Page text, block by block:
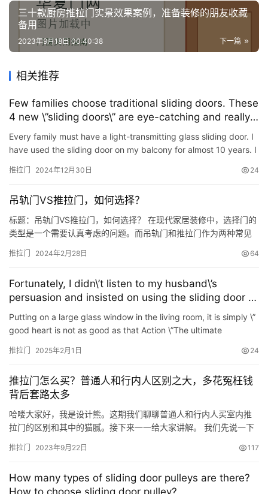
三十款厨房推拉门实景效果案例，准备装修的朋友收藏
备用
下一篇
2023年9月18日 00:40:38
相关推荐
Few families choose traditional sliding doors. These
4 new \”sliding doors\” are eye-catching and really
good.
Every family must have a light-transmitting glass sliding door. I
have used the sliding door on my balcony for almost 10 years. I
推拉门 2024年12月30日 24
吊轨门VS推拉门，如何选择？
标题：吊轨门VS推拉门，如何选择？ 在现代家居装修中，选择门的
类型是一个需要认真考虑的问题。而吊轨门和推拉门作为两种常见
呢？让我们来一探究竟。 吊轨门与推拉门的区别 首先，我们来了解
方悬挂的轨道来实现开关的。它通常需要额外的顶部空间来安装轨
道，…
推拉门 2024年2月28日 64
Fortunately, I didn\’t listen to my husband\’s
persuasion and insisted on using the sliding door to
seal the balcony. After check -in, I found that it was
too cool!
Putting on a large glass window in the living room, it is simply \”
good heart is not as good as that Action \”The ultimate
推拉门 2025年2月1日 24
推拉门怎么买？普通人和行内人区别之大，多花冤枉钱
背后套路太多
哈喽大家好，我是设计熊。这期我们聊聊普通人和行内人买室内推
拉门的区别和其中的猫腻。接下来一一给大家讲解。 我们先说一下
实，然后在推拉一下门看是否顺畅？如果都还行，并且款式也还不
心里价位就给钱买了。而我们行内人是这样去定推拉门的。一进
推拉门 2023年9月22日 117
How many types of sliding door pulleys are there?
How to choose sliding door pulley?